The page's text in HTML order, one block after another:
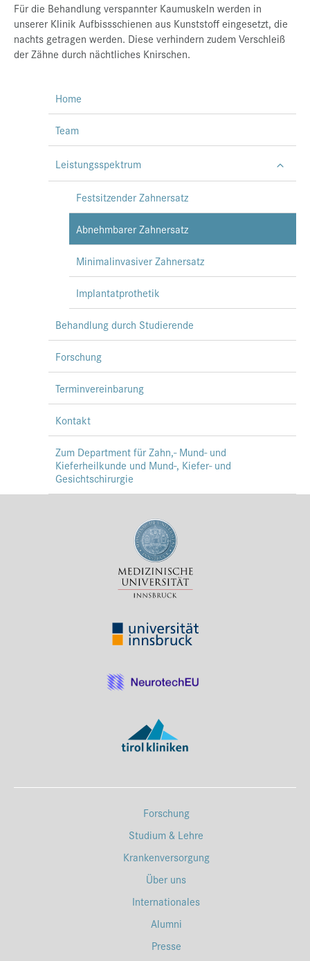
Für die Behandlung verspannter Kaumuskeln werden in
unserer Klinik Aufbissschienen aus Kunststoff eingesetzt, die
nachts getragen werden. Diese verhindern zudem Verschleiß
der Zähne durch nächtliches Knirschen.
Home
Team
Leistungsspektrum
Festsitzender Zahnersatz
Abnehmbarer Zahnersatz
Minimalinvasiver Zahnersatz
Implantatprothetik
Behandlung durch Studierende
Forschung
Terminvereinbarung
Kontakt
Zum Department für Zahn,- Mund- und
Kieferheilkunde und Mund-, Kiefer- und
Gesichtschirurgie
Forschung
Studium & Lehre
Krankenversorgung
Über uns
Internationales
Alumni
Presse